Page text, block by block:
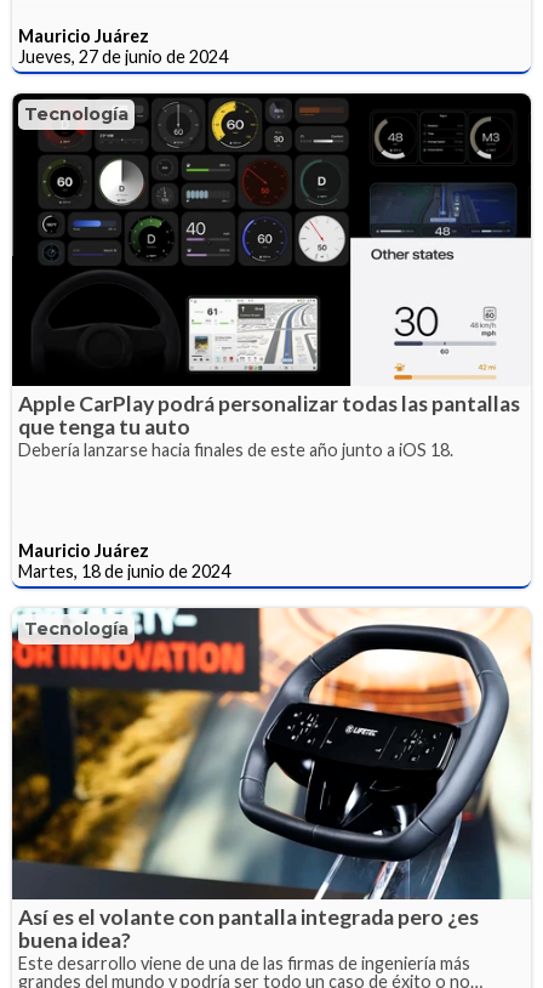
Mauricio Juárez
Jueves, 27 de junio de 2024
Tecnología
Apple CarPlay podrá personalizar todas las pantallas
que tenga tu auto
Debería lanzarse hacia finales de este año junto a iOS 18.
Mauricio Juárez
Martes, 18 de junio de 2024
Tecnología
Así es el volante con pantalla integrada pero ¿es
buena idea?
Este desarrollo viene de una de las firmas de ingeniería más
grandes del mundo y podría ser todo un caso de éxito o no…